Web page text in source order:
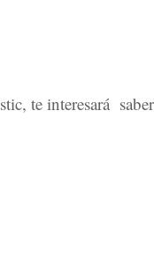
te interesará